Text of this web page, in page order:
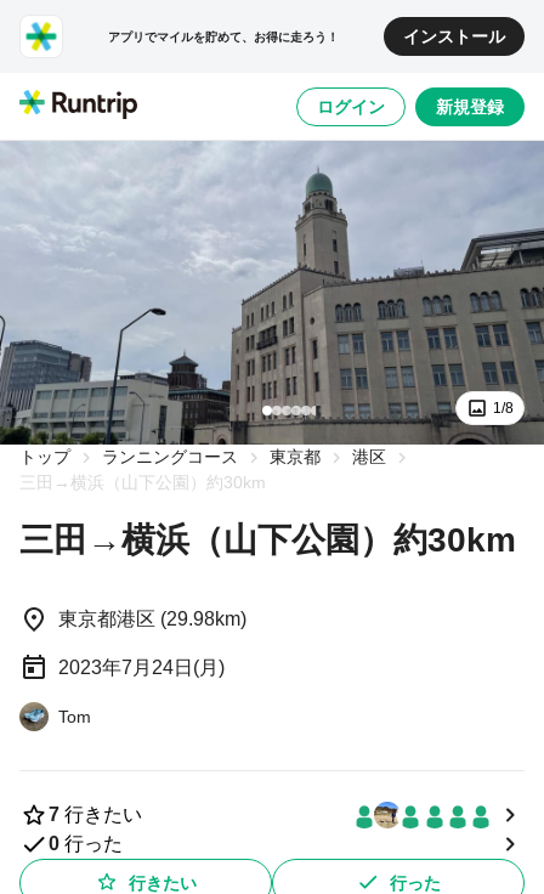
アプリでマイルを貯めて、お得に走ろう！ インストール
ログイン 新規登録
1/8
トップ ランニングコース 東京都
港区
三田→横浜（山下公園）約30km
三田→横浜（山下公園）約30km
東京都港区 (29.98km)
2023年7月24日(月)
Tom
7 行きたい
0 行った
行きたい 行った